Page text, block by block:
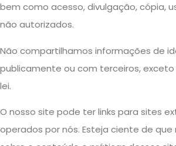
bem como acesso, divulgação, cópia,
não autorizados.
Não compartilhamos informações de
publicamente ou com terceiros,
lei.
O nosso site pode ter links para sites
operados por nós. Esteja ciente de